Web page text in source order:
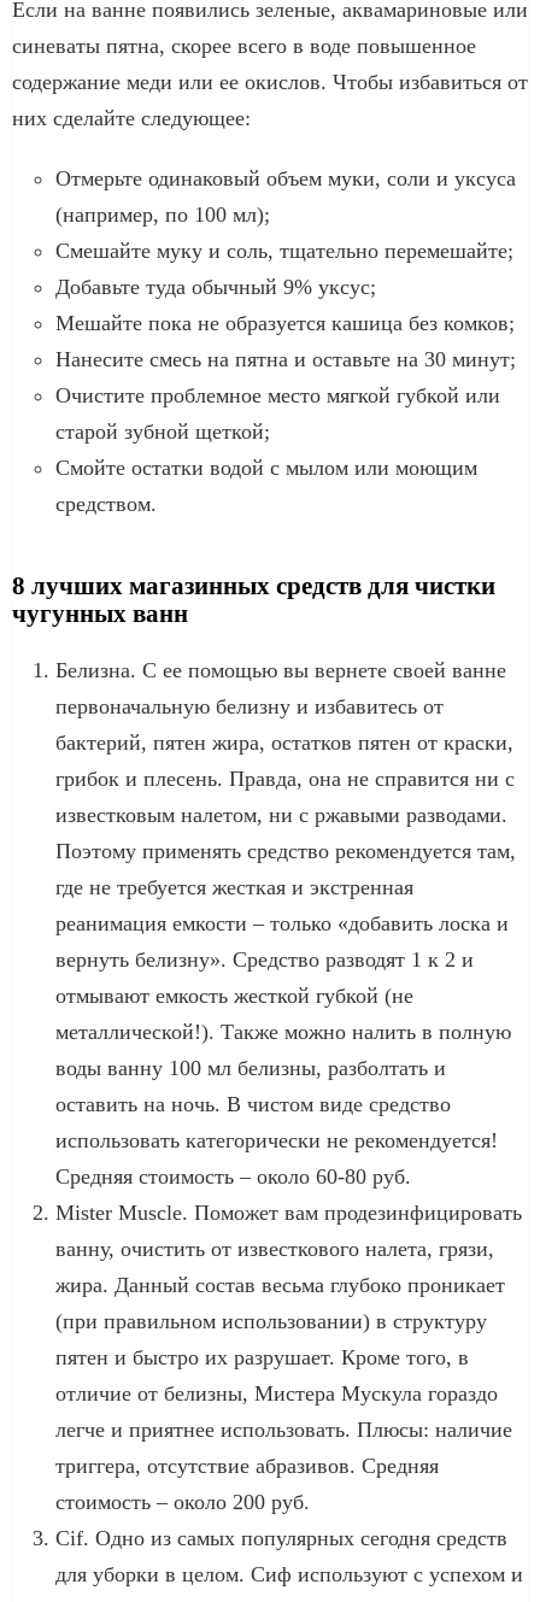
Если на ванне появились зеленые, аквамариновые или
синеваты пятна, скорее всего в воде повышенное
содержание меди или ее окислов. Чтобы избавиться от
них сделайте следующее:
Отмерьте одинаковый объем муки, соли и уксуса
(например, по 100 мл);
Смешайте муку и соль, тщательно перемешайте;
Добавьте туда обычный 9% уксус;
Мешайте пока не образуется кашица без комков;
Нанесите смесь на пятна и оставьте на 30 минут;
Очистите проблемное место мягкой губкой или
старой зубной щеткой;
Смойте остатки водой с мылом или моющим
средством.
8 лучших магазинных средств для чистки
чугунных ванн
Белизна. С ее помощью вы вернете своей ванне
первоначальную белизну и избавитесь от
бактерий, пятен жира, остатков пятен от краски,
грибок и плесень. Правда, она не справится ни с
известковым налетом, ни с ржавыми разводами.
Поэтому применять средство рекомендуется там,
где не требуется жесткая и экстренная
реанимация емкости – только «добавить лоска и
вернуть белизну». Средство разводят 1 к 2 и
отмывают емкость жесткой губкой (не
металлической!). Также можно налить в полную
воды ванну 100 мл белизны, разболтать и
оставить на ночь. В чистом виде средство
использовать категорически не рекомендуется!
Средняя стоимость – около 60-80 руб.
Mister Muscle. Поможет вам продезинфицировать
ванну, очистить от известкового налета, грязи,
жира. Данный состав весьма глубоко проникает
(при правильном использовании) в структуру
пятен и быстро их разрушает. Кроме того, в
отличие от белизны, Мистера Мускула гораздо
легче и приятнее использовать. Плюсы: наличие
триггера, отсутствие абразивов. Средняя
стоимость – около 200 руб.
Cif. Одно из самых популярных сегодня средств
для уборки в целом. Сиф используют с успехом и